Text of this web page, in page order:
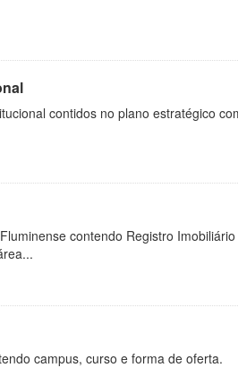
contidos no plano estratégico
contendo Registro
campus, curso e forma de oferta.